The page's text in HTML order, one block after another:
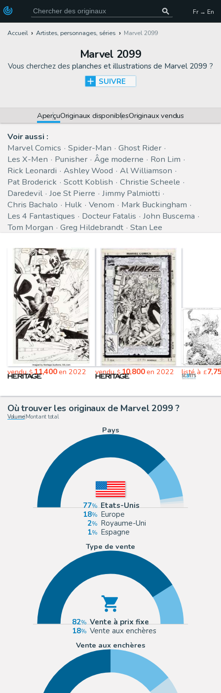
Fr → En
Accueil Artistes, personnages, séries Marvel 2099
Marvel 2099
Vous cherchez des planches et illustrations de Marvel 2099 ?
SUIVRE
AperçuOriginaux disponiblesOriginaux vendus
Voir aussi :
Marvel Comics
Spider-Man
Ghost Rider
Les X-Men
Punisher Âge moderne
Ron Lim
Rick Leonardi
Ashley Wood
Al Williamson
Pat Broderick
Scott Koblish
Christie Scheele
Daredevil
Joe St Pierre
Jimmy Palmiotti
Chris Bachalo
Hulk Venom
Mark Buckingham
Les 4 Fantastiques
Docteur Fatalis
John Buscema
Tom Morgan
Greg Hildebrandt Stan Lee
vendu$11,400en 2022 vendu$10,800en 2022 listé à £
Où trouver les originaux de Marvel 2099 ?
Volume| Montant total
Pays
77
Etats-Unis
18
Europe
2
Royaume-Uni
1
Espagne
Type de vente
82
Vente à prix fixe
18
Vente aux enchères
Vente aux enchères